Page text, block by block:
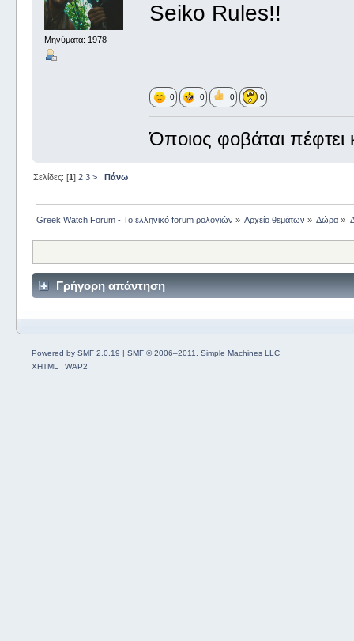
Μηνύματα: 1978
Seiko Rules!!
0 0 0 0
Όποιος φοβάται πέφτει
Σελίδες: [1] 2 3 > Πάνω
Greek Watch Forum - Το ελληνικό forum ρολογιών » Αρχείο θεμάτων » Δώρα »
Γρήγορη απάντηση
Powered by SMF 2.0.19 | SMF © 2006–2011, Simple Machines LLC
XHTML
WAP2